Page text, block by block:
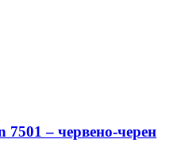
7501 – червено-черен